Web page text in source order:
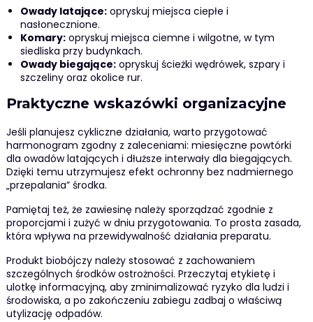
Owady latające:opryskuj miejsca ciepłe i
nasłonecznione.
Komary:opryskuj miejsca ciemne i wilgotne, w tym
siedliska przy budynkach.
Owady biegające:opryskuj ścieżki wędrówek, szpary i
szczeliny oraz okolice rur.
Praktyczne wskazówki organizacyjne
Jeśli planujesz cykliczne działania, warto przygotować
harmonogram zgodny z zaleceniami: miesięczne powtórki
dla owadów latających i dłuższe interwały dla biegających.
Dzięki temu utrzymujesz efekt ochronny bez nadmiernego
„przepalania” środka.
Pamiętaj też, że zawiesinę należy sporządzać zgodnie z
proporcjami i zużyć w dniu przygotowania. To prosta zasada,
która wpływa na przewidywalność działania preparatu.
Produkt biobójczy należy stosować z zachowaniem
szczególnych środków ostrożności. Przeczytaj etykietę i
ulotkę informacyjną, aby zminimalizować ryzyko dla ludzi i
środowiska, a po zakończeniu zabiegu zadbaj o właściwą
utylizację odpadów.